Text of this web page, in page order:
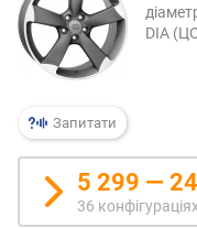
м
)
Запитати
DIA
5 299 —
36